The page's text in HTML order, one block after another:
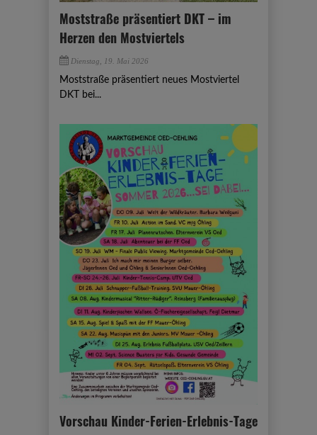
Moststraße präsentiert DKT – im
Herzen den Mostviertels
Dienstag, 19. Mai 2026
Moststraße präsentiert neues Mostviertel
DKT bei...
Vorschau Kinder-Ferien-Erlebnis-Tage